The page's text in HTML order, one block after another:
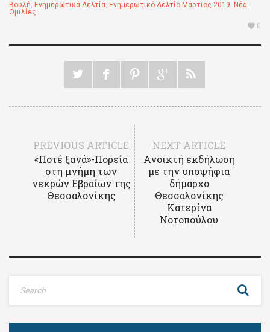
Βουλή, Ενημερωτικά Δελτία, Ενημερωτικό Δελτίο Μάρτιος 2019, Νέα,
Ομιλίες
0
PREVIOUS ARTICLE
«Ποτέ ξανά»-Πορεία
στη μνήμη των
νεκρών Εβραίων της
Θεσσαλονίκης
NEXT ARTICLE
Ανοικτή εκδήλωση
με την υποψήφια
δήμαρχο
Θεσσαλονίκης
Κατερίνα
Νοτοπούλου